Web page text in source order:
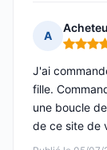
A
Note : 5
J'ai
fille.
une boucle
de ce site de